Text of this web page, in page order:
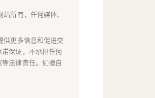
所有，任何媒体、
更多信息和促进交
保证，不承担任何
法律责任。如擅自